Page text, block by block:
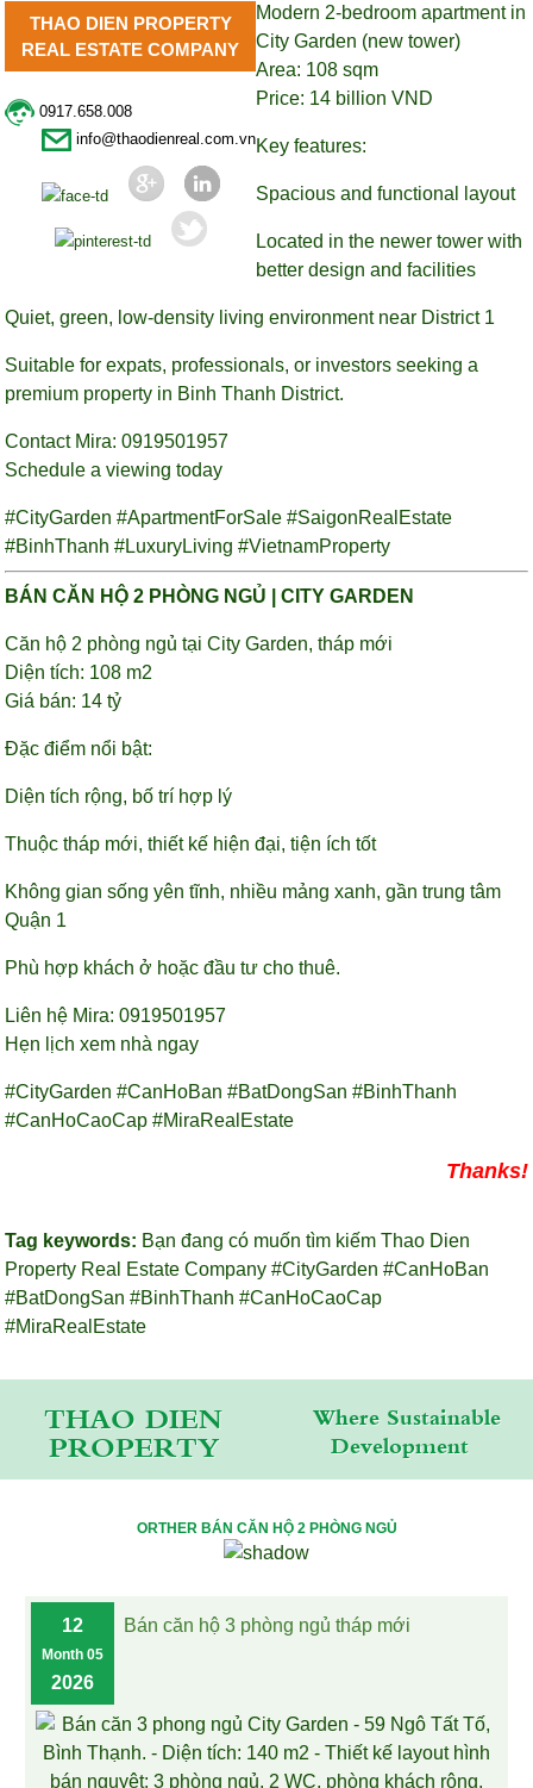
THAO DIEN PROPERTY
REAL ESTATE COMPANY
0917.658.008
info@thaodienreal.com.vn
Modern 2-bedroom apartment in
City Garden (new tower)
Area: 108 sqm
Price: 14 billion VND
Key features:
Spacious and functional layout
Located in the newer tower with
better design and facilities
Quiet, green, low-density living environment near District 1
Suitable for expats, professionals, or investors seeking a
premium property in Binh Thanh District.
Contact Mira: 0919501957
Schedule a viewing today
#CityGarden #ApartmentForSale #SaigonRealEstate
#BinhThanh #LuxuryLiving #VietnamProperty
BÁN CĂN HỘ 2 PHÒNG NGỦ | CITY GARDEN
Căn hộ 2 phòng ngủ tại City Garden, tháp mới
Diện tích: 108 m2
Giá bán: 14 tỷ
Đặc điểm nổi bật:
Diện tích rộng, bố trí hợp lý
Thuộc tháp mới, thiết kế hiện đại, tiện ích tốt
Không gian sống yên tĩnh, nhiều mảng xanh, gần trung tâm
Quận 1
Phù hợp khách ở hoặc đầu tư cho thuê.
Liên hệ Mira: 0919501957
Hẹn lịch xem nhà ngay
#CityGarden #CanHoBan #BatDongSan #BinhThanh
#CanHoCaoCap #MiraRealEstate
Thanks!
Tag keywords: Bạn đang có muốn tìm kiếm Thao Dien
Property Real Estate Company#CityGarden #CanHoBan
#BatDongSan #BinhThanh #CanHoCaoCap
#MiraRealEstate
THAO DIEN
PROPERTY
Where Sustainable
Development
ORTHER BÁN CĂN HỘ 2 PHÒNG NGỦ
12
Month 05
2026
Bán căn hộ 3 phòng ngủ tháp mới